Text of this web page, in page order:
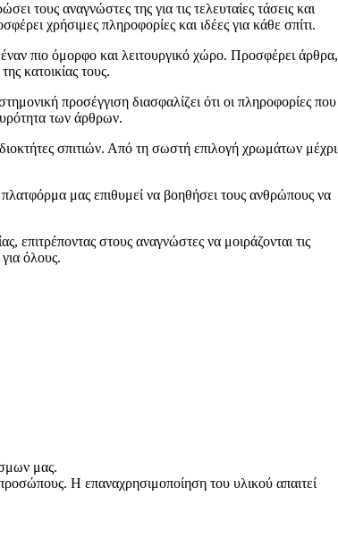
τους αναγνώστες της για τις τελευταίες τάσεις και
χρήσιμες πληροφορίες και ιδέες για κάθε σπίτι.
πιο όμορφο και λειτουργικό χώρο. Προσφέρει άρθρα,
κατοικίας τους.
προσέγγιση διασφαλίζει ότι οι πληροφορίες που
των άρθρων.
σπιτιών. Από τη σωστή επιλογή χρωμάτων μέχρι
μας επιθυμεί να βοηθήσει τους ανθρώπους να
επιτρέποντας στους αναγνώστες να μοιράζονται τις
όλους.
μας.
Η επαναχρησιμοποίηση του υλικού απαιτεί